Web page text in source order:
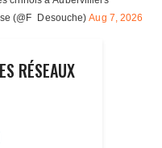
RÉSEAUX